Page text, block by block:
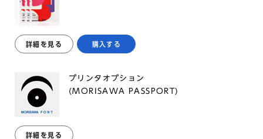
詳細を見る 購入する
プリンタオプション
(MORISAWA PASSPORT)
詳細を見る